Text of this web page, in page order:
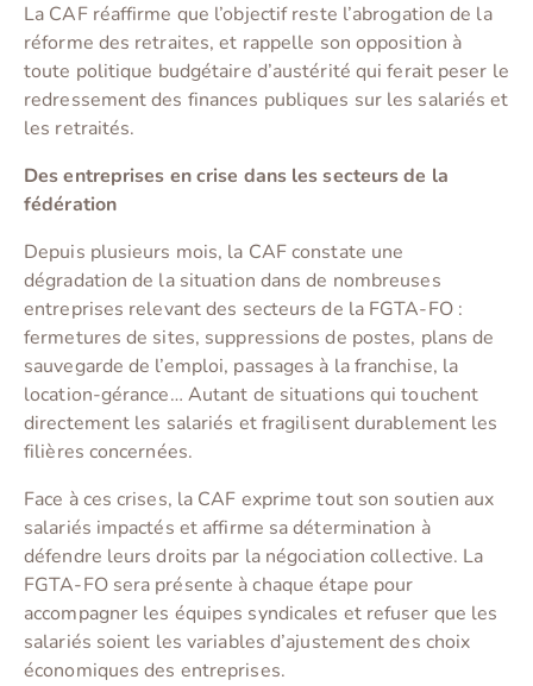
La CAF réaffirme que l’objectif reste l’abrogation de la
réforme des retraites, et rappelle son opposition à
toute politique budgétaire d’austérité qui ferait peser le
redressement des finances publiques sur les salariés et
les retraités.
Des entreprises en crise dans les secteurs de la
fédération
Depuis plusieurs mois, la CAF constate une
dégradation de la situation dans de nombreuses
entreprises relevant des secteurs de la FGTA-FO :
fermetures de sites, suppressions de postes, plans de
sauvegarde de l’emploi, passages à la franchise, la
location-gérance… Autant de situations qui touchent
directement les salariés et fragilisent durablement les
filières concernées.
Face à ces crises, la CAF exprime tout son soutien aux
salariés impactés et affirme sa détermination à
défendre leurs droits par la négociation collective. La
FGTA-FO sera présente à chaque étape pour
accompagner les équipes syndicales et refuser que les
salariés soient les variables d’ajustement des choix
économiques des entreprises.